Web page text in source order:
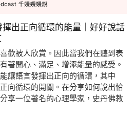
出正向循環的能量｜好好說話
歡被人欣賞。因此當我們在聽到表
著開心、滿足、增添能量的感受。
讓語言發揮出正向的循環，其中
向循環的開關。在分享如何說出恰
享一位著名的心理學家，史丹佛教